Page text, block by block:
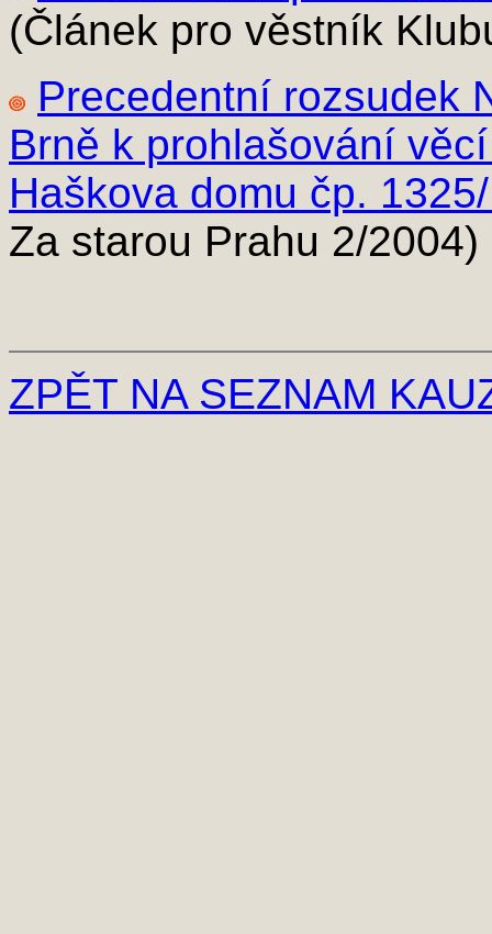
(Článek pro věstník
Precedentní rozsudek
Brně k prohlašování
Haškova domu čp.
Za starou Prahu 2/2004)
ZPĚT NA SEZNAM